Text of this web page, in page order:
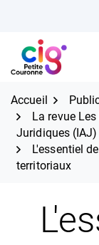
contenu
CIG
Accueil
La revue
Juridiques (IAJ)
L'essentiel
territoriaux